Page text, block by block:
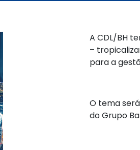
A CDL/BH
–
para a
O tema
do Grupo